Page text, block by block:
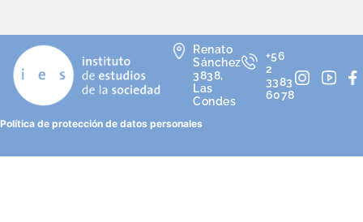
Renato
Sánchez
3838,
Las
Condes
+56
2
3383
6078
Política de protección de datos personales